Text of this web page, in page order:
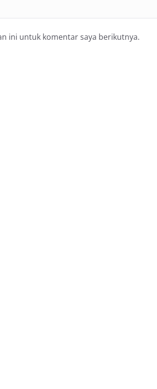
ini untuk komentar saya berikutnya.